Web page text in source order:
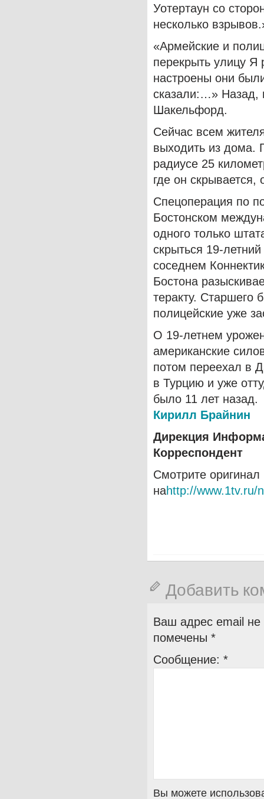
Уотертаун со
несколько
«Армейские и
перекрыть улицу Я
настроены они
сказали:…» Назад,
Шакельфорд.
Сейчас всем
выходить из дома.
радиусе 25
где он скрывается,
Спецоперация по
Бостонском
одного только
скрыться 19-
соседнем
Бостона
теракту. Старшего
полицейские уже
О 19-летнем
американские
потом переехал в
в Турцию и уже
было 11 лет назад.
Кирилл Брайнин
Дирекция
Корреспондент
Смотрите
наhttp://www.1tv.ru/
Добавить
Ваш адрес email не
помечены *
Сообщение: *
Вы можете